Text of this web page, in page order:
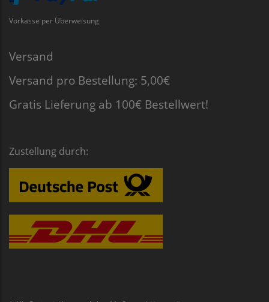
Vorkasse per Überweisung
Versand
Versand pro Bestellung: 5,00€
Gratis Lieferung ab 100€ Bestellwert!
Zustellung durch: